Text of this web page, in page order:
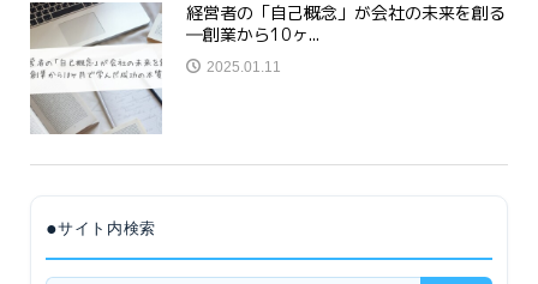
経営者の「自己概念」が会社の未来を創る
―創業から10ヶ...
2025.01.11
●サイト内検索